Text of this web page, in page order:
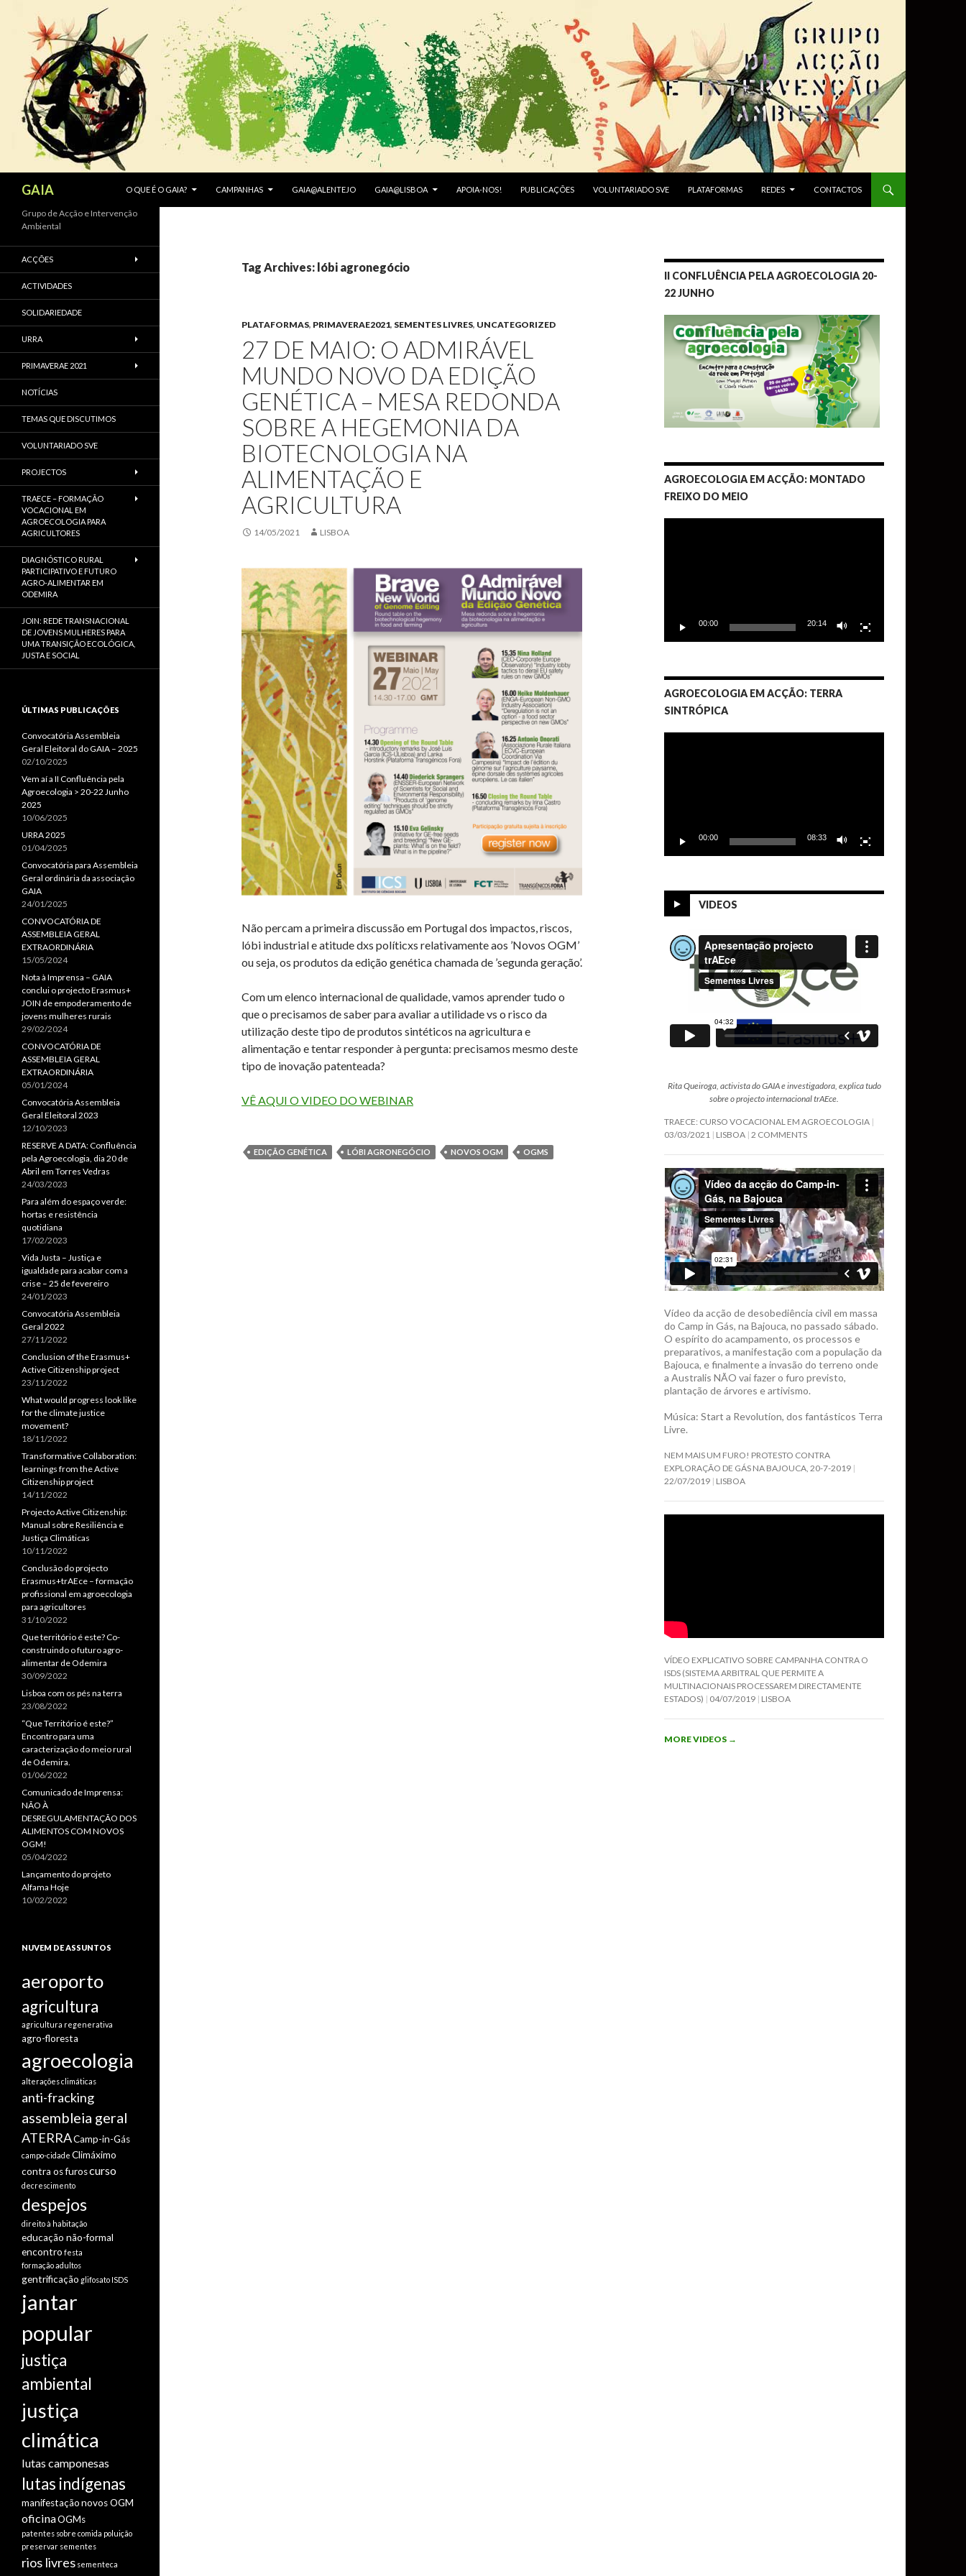
GAIA
O QUE É O GAIA?
CAMPANHAS GAIA@ALENTEJO GAIA@LISBOA APOIA-NOS! PUBLICAÇÕES VOLUNTARIADO SVE PLATAFORMAS REDES CONTACTOS
Tag Archives: lóbi agronegócio
PLATAFORMAS, PRIMAVERAE2021, SEMENTES LIVRES, UNCATEGORIZED
27 DE MAIO: O ADMIRÁVEL
MUNDO NOVO DA EDIÇÃO
GENÉTICA – MESA REDONDA
SOBRE A HEGEMONIA DA
BIOTECNOLOGIA NA
ALIMENTAÇÃO E
AGRICULTURA
14/05/2021 LISBOA
Não percam a primeira discussão em Portugal dos impactos, riscos,
lóbi industrial e atitude dxs políticxs relativamente aos ’Novos OGM’
ou seja, os produtos da edição genética chamada de ’segunda geração’.
Com um elenco internacional de qualidade, vamos aprender tudo o
que o precisamos de saber para avaliar a utilidade vs o risco da
utilização deste tipo de produtos sintéticos na agricultura e
alimentação e tentar responder à pergunta: precisamos mesmo deste
tipo de inovação patenteada?
VÊ AQUI O VIDEO DO WEBINAR
EDIÇÃO GENÉTICA LÓBI AGRONEGÓCIO NOVOS OGM OGMS
II CONFLUÊNCIA PELA AGROECOLOGIA 20-
22 JUNHO
AGROECOLOGIA EM ACÇÃO: MONTADO
FREIXO DO MEIO
00:00 20:14
AGROECOLOGIA EM ACÇÃO: TERRA
SINTRÓPICA
00:00 08:33
VIDEOS
Rita Queiroga, activista do GAIA e investigadora, explica tudo
sobre o projecto internacional trAEce.
TRAECE: CURSO VOCACIONAL EM AGROECOLOGIA
03/03/2021 LISBOA 2 COMMENTS
Vídeo da acção de desobediência civil em massa
do Camp in Gás, na Bajouca, no passado sábado.
O espírito do acampamento, os processos e
preparativos, a manifestação com a população da
Bajouca, e finalmente a invasão do terreno onde
a Australis NÃO vai fazer o furo previsto,
plantação de árvores e artivismo.
Música: Start a Revolution, dos fantásticos Terra
Livre.
NEM MAIS UM FURO! PROTESTO CONTRA
EXPLORAÇÃO DE GÁS NA BAJOUCA, 20-7-2019
22/07/2019 LISBOA
VÍDEO EXPLICATIVO SOBRE CAMPANHA CONTRA O
ISDS (SISTEMA ARBITRAL QUE PERMITE A
MULTINACIONAIS PROCESSAREM DIRECTAMENTE
ESTADOS)
04/07/2019 LISBOA
MORE VIDEOS →
Grupo de Acção e Intervenção
Ambiental
ACÇÕES
ACTIVIDADES
SOLIDARIEDADE
URRA
PRIMAVERAE 2021
NOTÍCIAS
TEMAS QUE DISCUTIMOS
VOLUNTARIADO SVE
PROJECTOS
TRAECE – FORMAÇÃO
VOCACIONAL EM
AGROECOLOGIA PARA
AGRICULTORES
DIAGNÓSTICO RURAL
PARTICIPATIVO E FUTURO
AGRO-ALIMENTAR EM
ODEMIRA
JOIN: REDE TRANSNACIONAL
DE JOVENS MULHERES PARA
UMA TRANSIÇÃO ECOLÓGICA,
JUSTA E SOCIAL
ÚLTIMAS PUBLICAÇÕES
Convocatória Assembleia
Geral Eleitoral do GAIA – 2025
02/10/2025
Vem aí a II Confluência pela
Agroecologia > 20-22 Junho
2025
10/06/2025
URRA 2025
01/04/2025
Convocatória para Assembleia
Geral ordinária da associação
GAIA
24/01/2025
CONVOCATÓRIA DE
ASSEMBLEIA GERAL
EXTRAORDINÁRIA
15/05/2024
Nota à Imprensa – GAIA
conclui o projecto Erasmus+
JOIN de empoderamento de
jovens mulheres rurais
29/02/2024
CONVOCATÓRIA DE
ASSEMBLEIA GERAL
EXTRAORDINÁRIA
05/01/2024
Convocatória Assembleia
Geral Eleitoral 2023
12/10/2023
RESERVE A DATA: Confluência
pela Agroecologia, dia 20 de
Abril em Torres Vedras
24/03/2023
Para além do espaço verde:
hortas e resistência
quotidiana
17/02/2023
Vida Justa – Justiça e
igualdade para acabar com a
crise – 25 de fevereiro
24/01/2023
Convocatória Assembleia
Geral 2022
27/11/2022
Conclusion of the Erasmus+
Active Citizenship project
23/11/2022
What would progress look like
for the climate justice
movement?
18/11/2022
Transformative Collaboration:
learnings from the Active
Citizenship project
14/11/2022
Projecto Active Citizenship:
Manual sobre Resiliência e
Justiça Climáticas
10/11/2022
Conclusão do projecto
Erasmus+trAEce – formação
profissional em agroecologia
para agricultores
31/10/2022
Que território é este? Co-
construindo o futuro agro-
alimentar de Odemira
30/09/2022
Lisboa com os pés na terra
23/08/2022
“Que Território é este?”
Encontro para uma
caracterização do meio rural
de Odemira.
01/06/2022
Comunicado de Imprensa:
NÃO À
DESREGULAMENTAÇÃO DOS
ALIMENTOS COM NOVOS
OGM!
05/04/2022
Lançamento do projeto
Alfama Hoje
10/02/2022
NUVEM DE ASSUNTOS
aeroporto
agricultura
agricultura regenerativa
agro-floresta
agroecologia
alterações climáticas
anti-fracking
assembleia geral
ATERRACamp-in-Gás
campo-cidade Climáximo
contra os furoscurso
decrescimento
despejos
direito à habitação
educação não-formal
encontro festa
formação adultos
gentrificação glifosato ISDS
jantar
popular
justiça
ambiental
justiça
climática
lutas camponesas
lutas indígenas
manifestaçãonovos OGM
oficinaOGMs
patentes sobre comida poluição
preservar sementes
rios livres sementeca